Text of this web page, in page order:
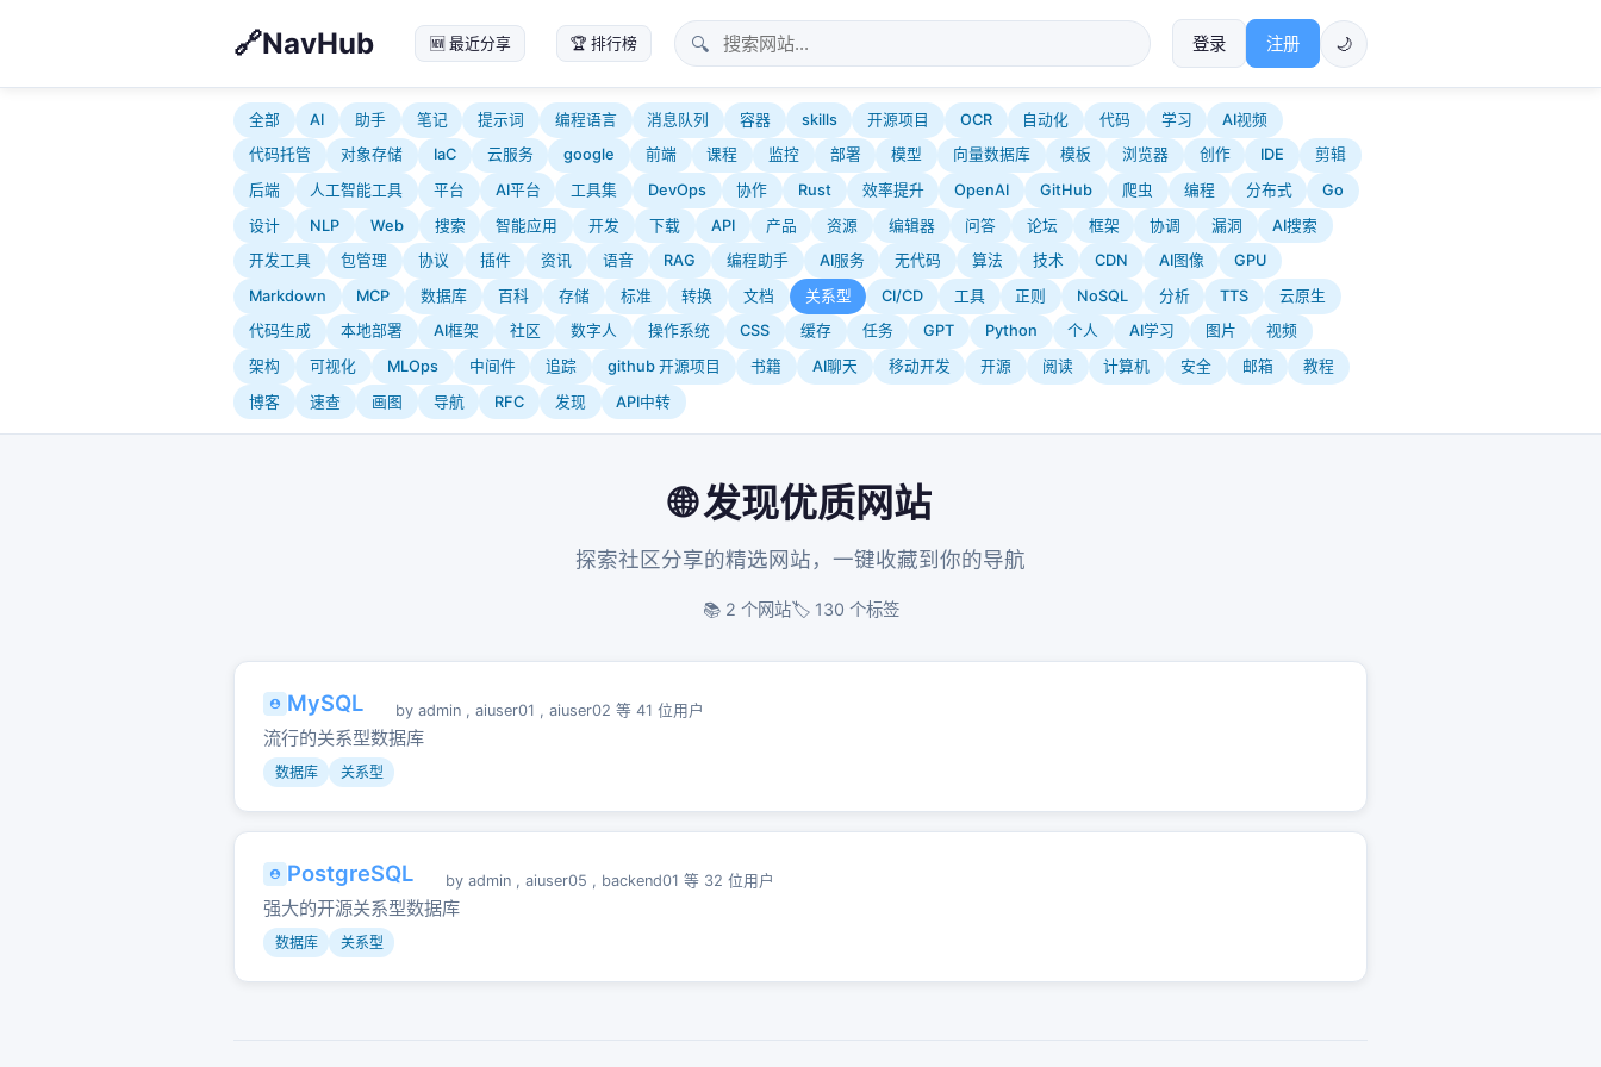
NavHub 🆕 最近分享 🏆 排行榜 🔍 登录 注册 🌙
全部 AI 助手 笔记 提示词 编程语言 消息队列 容器 skills 开源项目 OCR 自动化 代码 学习
AI视频
代码托管
对象存储 IaC 云服务 google 前端 课程 监控 部署 模型 向量数据库 模板 浏览器 创作 IDE
剪辑
后端
人工智能工具 平台 AI平台 工具集 DevOps 协作 Rust 效率提升 OpenAI GitHub 爬虫 编程 分布式
Go
设计
NLP Web 搜索 智能应用 开发 下载 API 产品 资源 编辑器 问答 论坛 框架 协调 漏洞
AI搜索
开发工具
包管理 协议 插件 资讯 语音 RAG 编程助手 AI服务 无代码 算法 技术 CDN AI图像
GPU
Markdown
MCP 数据库 百科 存储 标准 转换 文档 关系型 CI/CD 工具 正则 NoSQL 分析 TTS
云原生
代码生成
本地部署 AI框架 社区 数字人 操作系统 CSS 缓存 任务 GPT Python 个人 AI学习 图片
视频
架构
可视化 MLOps 中间件 追踪 github 开源项目 书籍 AI聊天 移动开发 开源 阅读 计算机 安全 邮箱
教程
博客
速查 画图 导航 RFC 发现 API中转
🌐 发现优质网站
探索社区分享的精选网站，一键收藏到你的导航
📚 2 个网站🏷️ 130 个标签
MySQL by admin , aiuser01 , aiuser02 等 41 位用户
流行的关系型数据库
数据库 关系型
PostgreSQL by admin , aiuser05 , backend01 等 32 位用户
强大的开源关系型数据库
数据库 关系型